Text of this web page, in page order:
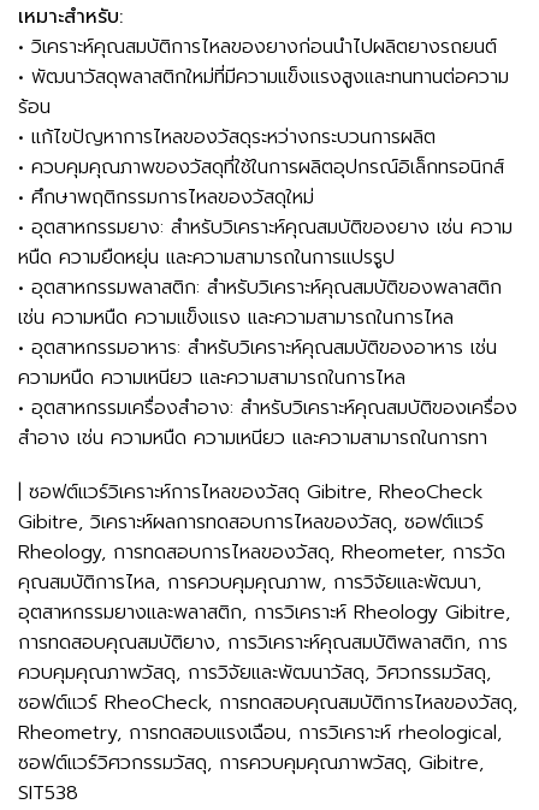
เหมาะสำหรับ:
• วิเคราะห์คุณสมบัติการไหลของยางก่อนนำไปผลิตยางรถยนต์
• พัฒนาวัสดุพลาสติกใหม่ที่มีความแข็งแรงสูงและทนทานต่อความ
ร้อน
• แก้ไขปัญหาการไหลของวัสดุระหว่างกระบวนการผลิต
• ควบคุมคุณภาพของวัสดุที่ใช้ในการผลิตอุปกรณ์อิเล็กทรอนิกส์
• ศึกษาพฤติกรรมการไหลของวัสดุใหม่
• อุตสาหกรรมยาง: สำหรับวิเคราะห์คุณสมบัติของยาง เช่น ความ
หนืด ความยืดหยุ่น และความสามารถในการแปรรูป
• อุตสาหกรรมพลาสติก: สำหรับวิเคราะห์คุณสมบัติของพลาสติก
เช่น ความหนืด ความแข็งแรง และความสามารถในการไหล
• อุตสาหกรรมอาหาร: สำหรับวิเคราะห์คุณสมบัติของอาหาร เช่น
ความหนืด ความเหนียว และความสามารถในการไหล
• อุตสาหกรรมเครื่องสำอาง: สำหรับวิเคราะห์คุณสมบัติของเครื่อง
สำอาง เช่น ความหนืด ความเหนียว และความสามารถในการทา
| ซอฟต์แวร์วิเคราะห์การไหลของวัสดุ Gibitre, RheoCheck
Gibitre, วิเคราะห์ผลการทดสอบการไหลของวัสดุ, ซอฟต์แวร์
Rheology, การทดสอบการไหลของวัสดุ, Rheometer, การวัด
คุณสมบัติการไหล, การควบคุมคุณภาพ, การวิจัยและพัฒนา,
อุตสาหกรรมยางและพลาสติก, การวิเคราะห์ Rheology Gibitre,
การทดสอบคุณสมบัติยาง, การวิเคราะห์คุณสมบัติพลาสติก, การ
ควบคุมคุณภาพวัสดุ, การวิจัยและพัฒนาวัสดุ, วิศวกรรมวัสดุ,
ซอฟต์แวร์ RheoCheck, การทดสอบคุณสมบัติการไหลของวัสดุ,
Rheometry, การทดสอบแรงเฉือน, การวิเคราะห์ rheological,
ซอฟต์แวร์วิศวกรรมวัสดุ, การควบคุมคุณภาพวัสดุ, Gibitre,
SIT538